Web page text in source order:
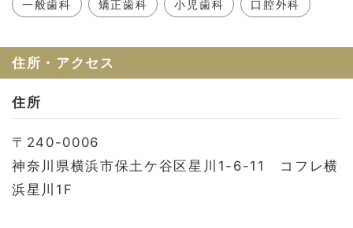
セルフチェック
一般歯科 矯正歯科 小児歯科 口腔外科
住所・アクセス
住所
〒240-0006
神奈川県横浜市保土ケ谷区星川1-6-11 コフレ横
浜星川1F